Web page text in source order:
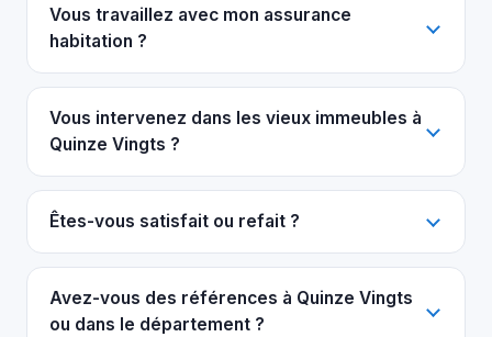
Vous travaillez avec mon assurance
habitation ?
Vous intervenez dans les vieux immeubles à
Quinze Vingts ?
Êtes-vous satisfait ou refait ?
Avez-vous des références à Quinze Vingts
ou dans le département ?